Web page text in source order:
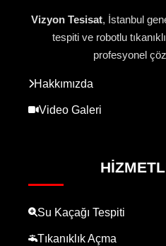
Vizyon Tesisat, İstanbul
tespiti ve robotlu
profesyonel
Hakkımızda
Video Galeri
Su Kaçağı Tespiti
Tıkanıklık Açma